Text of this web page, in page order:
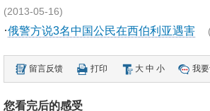
(2013-05-16)
·俄警方说3名中国公民在西伯利亚遇害
留言反馈 打印 大 中 小 我
您看完后的感受